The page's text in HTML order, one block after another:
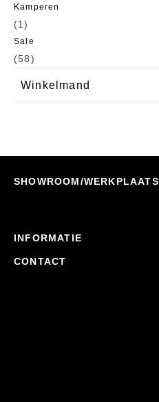
Kamperen
(1)
Sale
(58)
Winkelmand
SHOWROOM/WERKPLAATS
INFORMATIE
CONTACT